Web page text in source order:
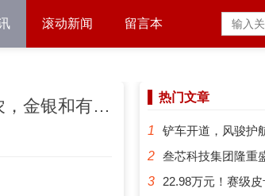
滚动新闻 留言本
华鑫收评0605：午后A股全线走弱，期指和期债普跌；聚焦今晚美国非农，金银和有色普遍回落；午后双焦再创近年新高，三大油脂大跌 热门文章
1
铲车开道，风骏护航：
2 叁芯科技集团隆重盛典 |
3
22.98万元！赛级皮卡V6